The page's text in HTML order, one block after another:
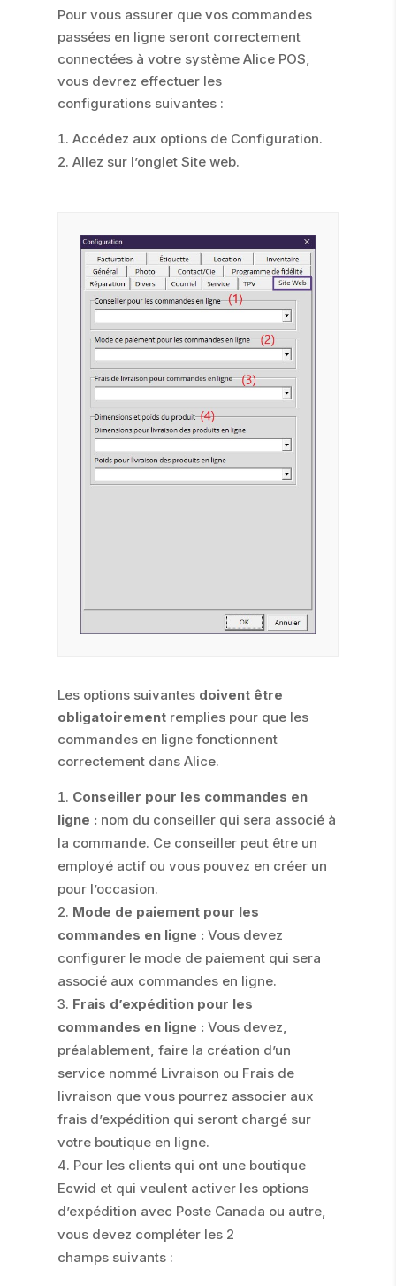
Pour vous assurer que vos commandes
passées en ligne seront correctement
connectées à votre système Alice POS,
vous devrez effectuer les
configurations suivantes :
Accédez aux options de Configuration.
Allez sur l’onglet Site web.
Les options suivantes doivent être
obligatoirement remplies pour que les
commandes en ligne fonctionnent
correctement dans Alice.
Conseiller pour les commandes en
ligne : nom du conseiller qui sera associé à
la commande. Ce conseiller peut être un
employé actif ou vous pouvez en créer un
pour l’occasion.
Mode de paiement pour les
commandes en ligne : Vous devez
configurer le mode de paiement qui sera
associé aux commandes en ligne.
Frais d’expédition pour les
commandes en ligne : Vous devez,
préalablement, faire la création d’un
service nommé Livraison ou Frais de
livraison que vous pourrez associer aux
frais d’expédition qui seront chargé sur
votre boutique en ligne.
Pour les clients qui ont une boutique
Ecwid et qui veulent activer les options
d’expédition avec Poste Canada ou autre,
vous devez compléter les 2
champs suivants :